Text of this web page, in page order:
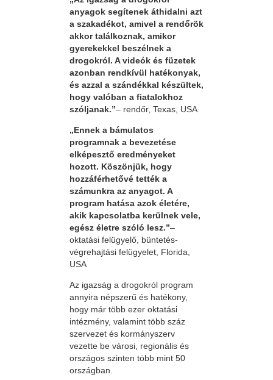
anyagok segítenek áthidalni azt
a szakadékot, amivel a rendőrök
akkor találkoznak, amikor
gyerekekkel beszélnek a
drogokról. A videók és füzetek
azonban rendkívül hatékonyak,
és azzal a szándékkal készültek,
hogy valóban a fiatalokhoz
szóljanak.”– rendőr, Texas, USA
„Ennek a bámulatos
programnak a bevezetése
elképesztő eredményeket
hozott. Köszönjük, hogy
hozzáférhetővé tették a
számunkra az anyagot. A
program hatása azok életére,
akik kapcsolatba kerülnek vele,
egész életre szóló lesz.”–
oktatási felügyelő, büntetés-
végrehajtási felügyelet, Florida,
USA
Az igazság a drogokról program
annyira népszerű és hatékony,
hogy már több ezer oktatási
intézmény, valamint több száz
szervezet és kormányszerv
vezette be városi, regionális és
országos szinten több mint 50
országban.